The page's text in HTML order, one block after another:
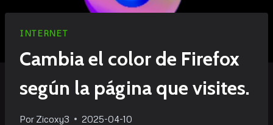
INTERNET
Cambia el color de Firefox
según la página que visites.
Por Zicoxy3 2025-04-10